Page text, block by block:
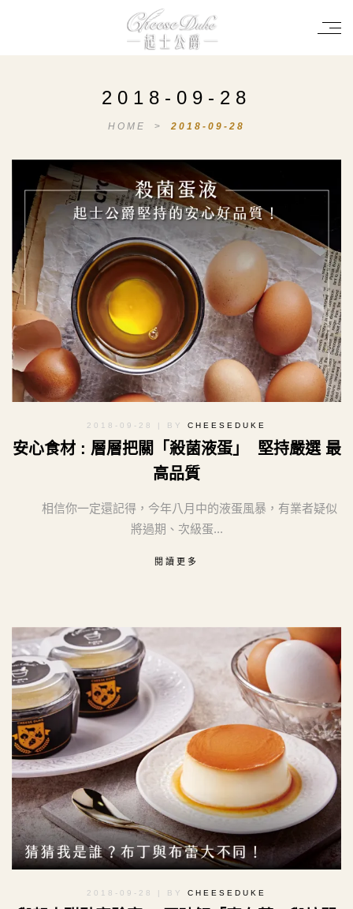
2018-09-28
HOME > 2018-09-28
2018-09-28 | BY CHEESEDUKE
安心食材 : 層層把關「殺菌液蛋」 堅持嚴選 最
高品質
相信你一定還記得，今年八月中的液蛋風暴，有業者疑似
將過期、次級蛋...
閱讀更多
2018-09-28 | BY CHEESEDUKE